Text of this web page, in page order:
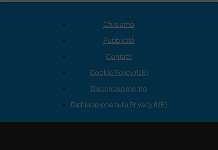
Chi siamo
Pubblicità
Contatti
Cookie Policy (UE)
Disconoscimento
Dichiarazione sulla Privacy (UE)